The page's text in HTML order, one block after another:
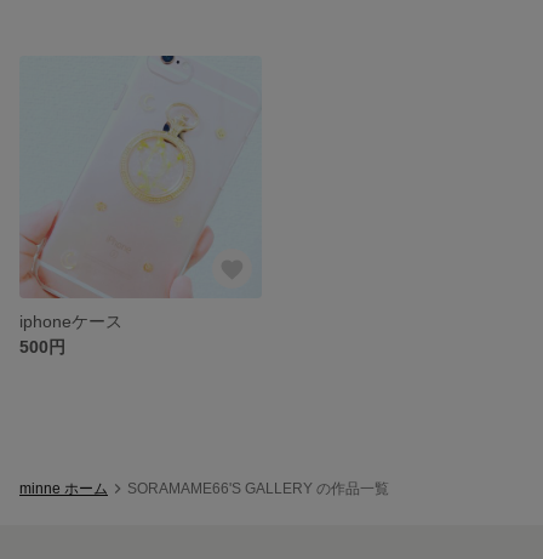
iphoneケース
500円
minne ホーム SORAMAME66'S GALLERY の作品一覧